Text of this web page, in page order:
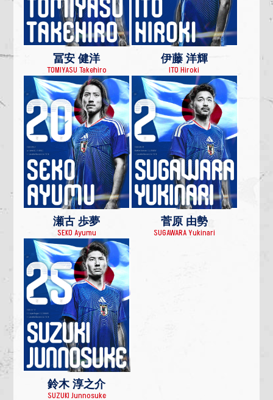
冨安 健洋
TOMIYASU Takehiro
伊藤 洋輝
ITO Hiroki
瀬古 歩夢
SEKO Ayumu
菅原 由勢
SUGAWARA Yukinari
鈴木 淳之介
SUZUKI Junnosuke